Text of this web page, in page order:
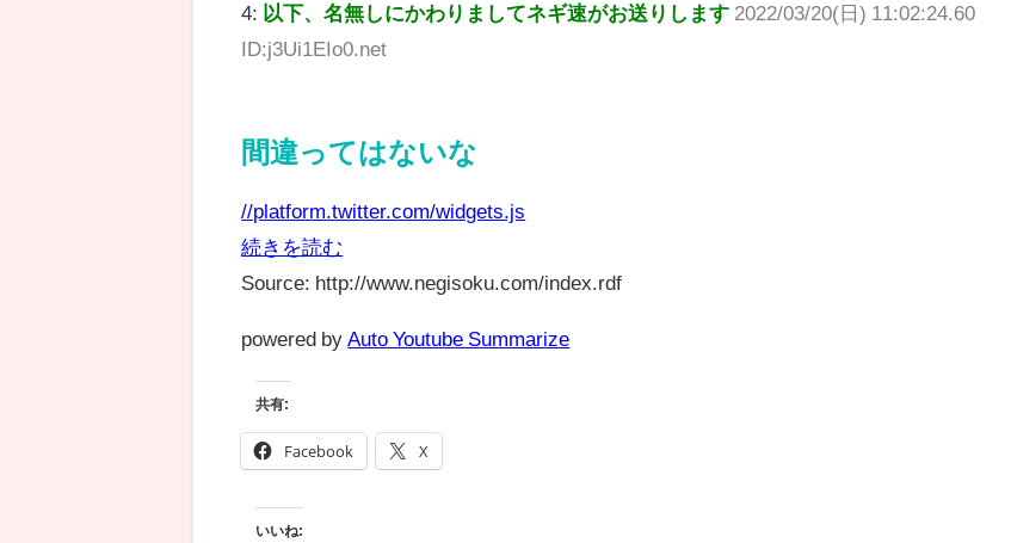
4: 以下、名無しにかわりましてネギ速がお送りします 2022/03/20(日) 11:02:24.60
ID:j3Ui1EIo0.net
間違ってはないな
//platform.twitter.com/widgets.js
続きを読む
Source: http://www.negisoku.com/index.rdf
powered by Auto Youtube Summarize
共有:
Facebook X
いいね: